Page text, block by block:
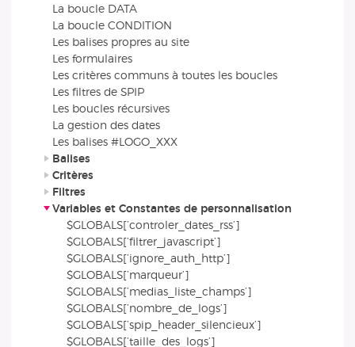
La boucle DATA
La boucle CONDITION
Les balises propres au site
Les formulaires
Les critères communs à toutes les boucles
Les filtres de SPIP
Les boucles récursives
La gestion des dates
Les balises #LOGO_XXX
Balises
Critères
Filtres
Variables et Constantes de personnalisation
$GLOBALS[’controler_dates_rss’]
$GLOBALS[’filtrer_javascript’]
$GLOBALS[’ignore_auth_http’]
$GLOBALS[’marqueur’]
$GLOBALS[’medias_liste_champs’]
$GLOBALS[’nombre_de_logs’]
$GLOBALS[’spip_header_silencieux’]
$GLOBALS[’taille_des_logs’]